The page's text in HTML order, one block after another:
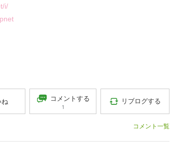
i/
ね コメントする
1
リブログする
コメント一覧